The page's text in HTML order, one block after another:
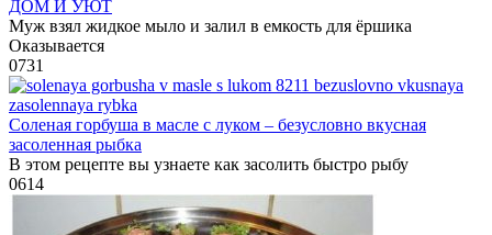
ДОМ И УЮТ
Муж взял жидкое мыло и залил в емкость для ёршика
Оказывается
0731
Соленая горбуша в масле с луком – безусловно вкусная
засоленная рыбка
В этом рецепте вы узнаете как засолить быстро рыбу
0614